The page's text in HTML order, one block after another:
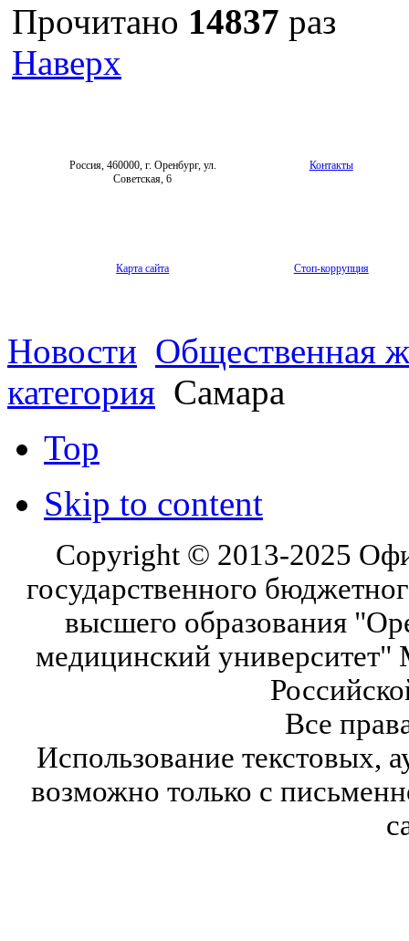
Прочитано 14837 раз
Наверх
Россия, 460000, г. Оренбург, ул.
Советская, 6
Контакты
Карта сайта Стоп-коррупция
Новости Общественная
категория Самара
Top
Skip to content
Copyright © 2013-2025
государственного
высшего образования
медицинский университет"
Все
Использование текстовых,
возможно только с